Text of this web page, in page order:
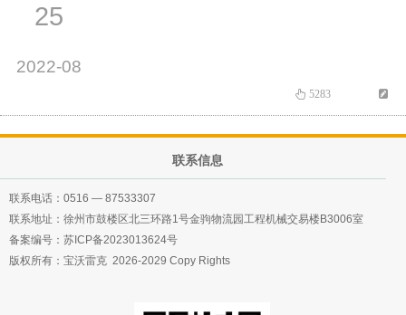
25
2022-08
5283
联系信息
联系电话： 0516 — 87533307
联系地址：徐州市鼓楼区北三环路1号金驹物流园工程机械交易楼B3006室
备案编号： 苏ICP备2023013624号
版权所有：宝沃雷克 2026-2029 Copy Rights